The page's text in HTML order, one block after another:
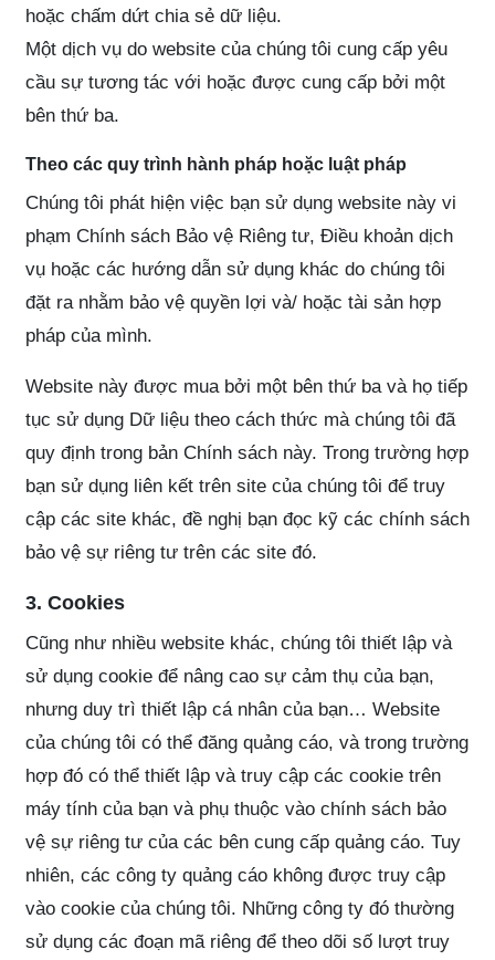
hoặc chấm dứt chia sẻ dữ liệu.
Một dịch vụ do website của chúng tôi cung cấp yêu
cầu sự tương tác với hoặc được cung cấp bởi một
bên thứ ba.
Theo các quy trình hành pháp hoặc luật pháp
Chúng tôi phát hiện việc bạn sử dụng website này vi
phạm Chính sách Bảo vệ Riêng tư, Điều khoản dịch
vụ hoặc các hướng dẫn sử dụng khác do chúng tôi
đặt ra nhằm bảo vệ quyền lợi và/ hoặc tài sản hợp
pháp của mình.
Website này được mua bởi một bên thứ ba và họ tiếp
tục sử dụng Dữ liệu theo cách thức mà chúng tôi đã
quy định trong bản Chính sách này. Trong trường hợp
bạn sử dụng liên kết trên site của chúng tôi để truy
cập các site khác, đề nghị bạn đọc kỹ các chính sách
bảo vệ sự riêng tư trên các site đó.
3. Cookies
Cũng như nhiều website khác, chúng tôi thiết lập và
sử dụng cookie để nâng cao sự cảm thụ của bạn,
nhưng duy trì thiết lập cá nhân của bạn… Website
của chúng tôi có thể đăng quảng cáo, và trong trường
hợp đó có thể thiết lập và truy cập các cookie trên
máy tính của bạn và phụ thuộc vào chính sách bảo
vệ sự riêng tư của các bên cung cấp quảng cáo. Tuy
nhiên, các công ty quảng cáo không được truy cập
vào cookie của chúng tôi. Những công ty đó thường
sử dụng các đoạn mã riêng để theo dõi số lượt truy